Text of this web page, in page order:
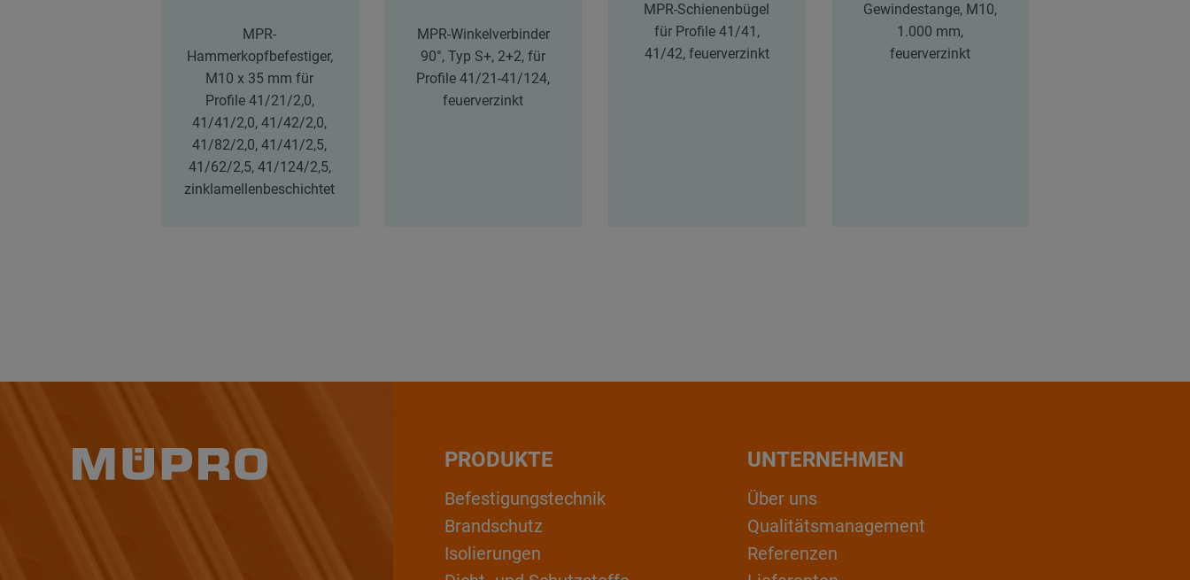
MPR-
Hammerkopfbefestiger,
M10 x 35 mm für
Profile 41/21/2,0,
41/41/2,0, 41/42/2,0,
41/82/2,0, 41/41/2,5,
41/62/2,5, 41/124/2,5,
zinklamellenbeschichtet
MPR-Winkelverbinder
90°, Typ S+, 2+2, für
Profile 41/21-41/124,
feuerverzinkt
MPR-Schienenbügel
für Profile 41/41,
41/42, feuerverzinkt
Gewindestange, M10,
1.000 mm,
feuerverzinkt
PRODUKTE
Befestigungstechnik
Brandschutz
Isolierungen
UNTERNEHMEN
Über uns
Qualitätsmanagement
Referenzen